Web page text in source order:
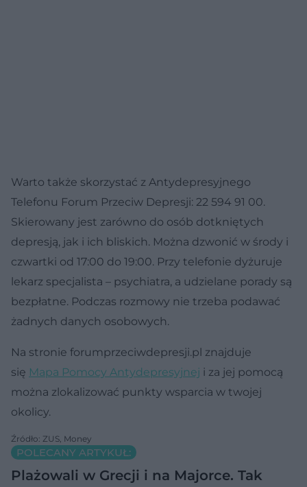
Warto także skorzystać z Antydepresyjnego
Telefonu Forum Przeciw Depresji: 22 594 91 00.
Skierowany jest zarówno do osób dotkniętych
depresją, jak i ich bliskich. Można dzwonić w środy i
czwartki od 17:00 do 19:00. Przy telefonie dyżuruje
lekarz specjalista – psychiatra, a udzielane porady są
bezpłatne. Podczas rozmowy nie trzeba podawać
żadnych danych osobowych.
Na stronie forumprzeciwdepresji.pl znajduje
się Mapa Pomocy Antydepresyjnej i za jej pomocą
można zlokalizować punkty wsparcia w twojej
okolicy.
Źródło: ZUS, Money
POLECANY ARTYKUŁ:
Plażowali w Grecji i na Majorce. Tak